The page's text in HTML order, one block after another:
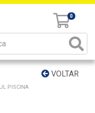
0
VOLTAR
PISCINA